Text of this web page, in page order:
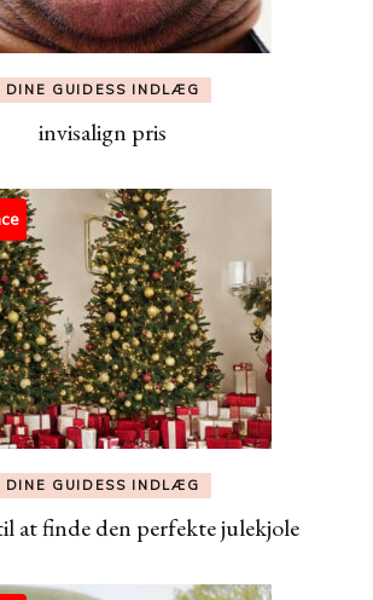
DINE GUIDESS INDLÆG
invisalign pris
DINE GUIDESS INDLÆG
at finde den perfekte julekjole